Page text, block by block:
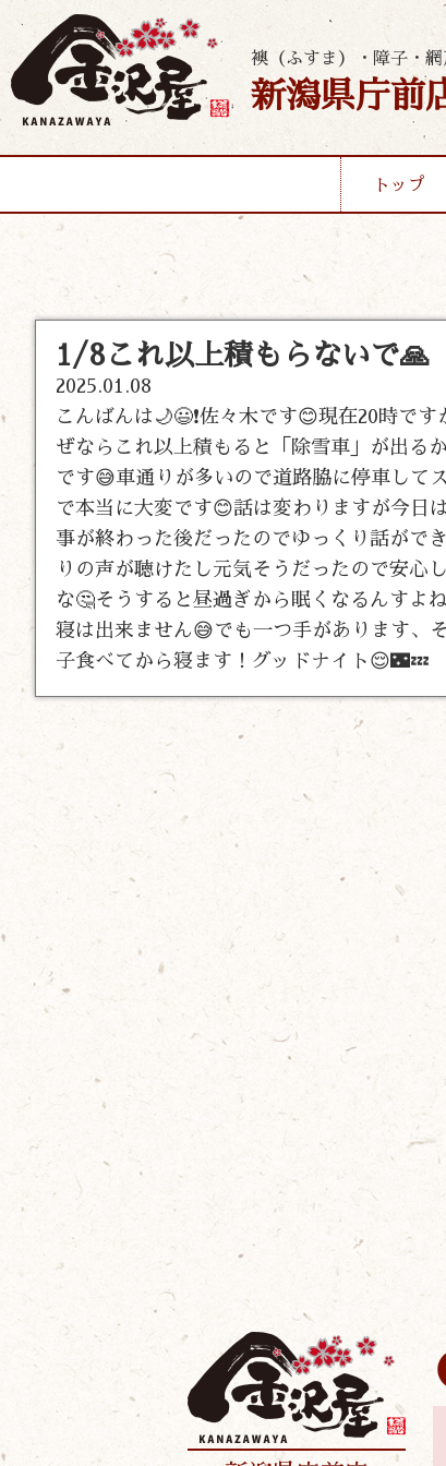
襖（ふすま）・障子・
新潟県庁前
トップ
1/8これ以上積もらないで🙏
2025.01.08
こんばんは🌙😃❗佐々木です😊現在20時で
ぜならこれ以上積もると「除雪車」が出る
です😅車通りが多いので道路脇に停車して
で本当に大変です😊話は変わりますが今日
事が終わった後だったのでゆっくり話がで
りの声が聴けたし元気そうだったので安心
な🤔そうすると昼過ぎから眠くなるんすよ
寝は出来ません😅でも一つ手があります、
子食べてから寝ます！グッドナイト😌🌃💤